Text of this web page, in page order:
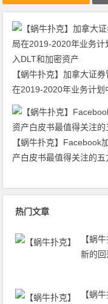
【蜗牛扑克】加拿大证
在2019-2020年业务计划
DLT和加密资产
【蜗牛扑克】Facebook
产白皮书最值得关注的五
热门文章
【蜗
新的回
【蜗